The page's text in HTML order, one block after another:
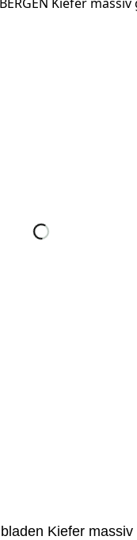
Kiefer massiv